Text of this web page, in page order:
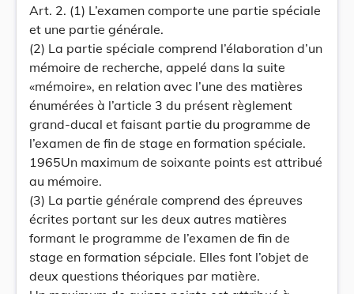
Art. 2. (1) L’examen comporte une partie spéciale
et une partie générale.
(2) La partie spéciale comprend l’élaboration d’un
mémoire de recherche, appelé dans la suite
«mémoire», en relation avec l’une des matières
énumérées à l’article 3 du présent règlement
grand-ducal et faisant partie du programme de
l’examen de fin de stage en formation spéciale.
1965Un maximum de soixante points est attribué
au mémoire.
(3) La partie générale comprend des épreuves
écrites portant sur les deux autres matières
formant le programme de l’examen de fin de
stage en formation sépciale. Elles font l’objet de
deux questions théoriques par matière.